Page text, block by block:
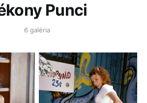
Punci
6 galéria